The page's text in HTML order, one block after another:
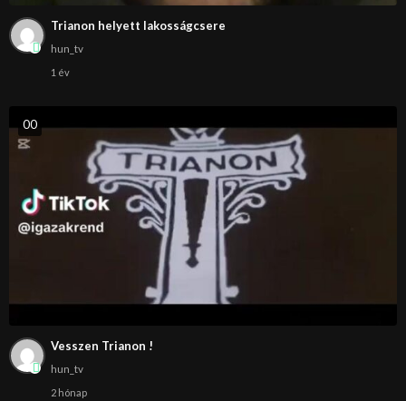
Trianon helyett lakosságcsere
hun_tv
1 év
00
Vesszen Trianon !
hun_tv
2 hónap